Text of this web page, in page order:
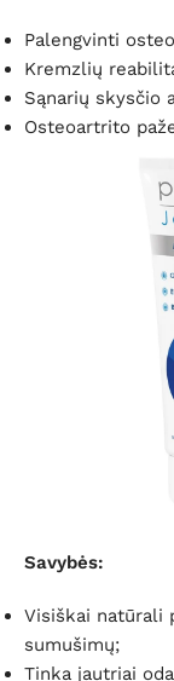
Palengvinti
Kremzlių
Sąnarių skysčio
Osteoartrito
Savybės:
Visiškai natūrali
sumušimų;
Tinka jautriai